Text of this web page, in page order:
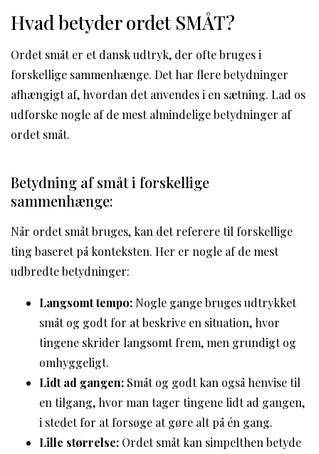
Hvad betyder ordet SMÅT?
Ordet småt er et dansk udtryk, der ofte bruges i
forskellige sammenhænge. Det har flere betydninger
afhængigt af, hvordan det anvendes i en sætning. Lad os
udforske nogle af de mest almindelige betydninger af
ordet småt.
Betydning af småt i forskellige
sammenhænge:
Når ordet småt bruges, kan det referere til forskellige
ting baseret på konteksten. Her er nogle af de mest
udbredte betydninger:
Langsomt tempo: Nogle gange bruges udtrykket
småt og godt for at beskrive en situation, hvor
tingene skrider langsomt frem, men grundigt og
omhyggeligt.
Lidt ad gangen: Småt og godt kan også henvise til
en tilgang, hvor man tager tingene lidt ad gangen,
i stedet for at forsøge at gøre alt på én gang.
Lille størrelse: Ordet småt kan simpelthen betyde